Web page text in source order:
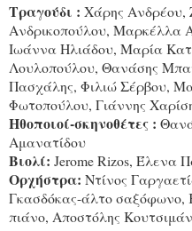
Τραγούδι : Χάρης Ανδρέου,
Ανδρικοπούλου, Μαρκέλλα
Ιωάννα Ηλιάδου, Μαρία
Λουλοπούλου, Θανάσης
Πασχάλης, Φιλιώ Σέρβου,
Φωτοπούλου, Γιάννης
Ηθοποιοί-σκηνοθέτες :
Αμανατίδου
Βιολί: Jerome Rizos, Έλενα
Ορχήστρα: Ντίνος
Γκασδόκας-άλτο σαξόφωνο,
πιάνο, Αποστόλης